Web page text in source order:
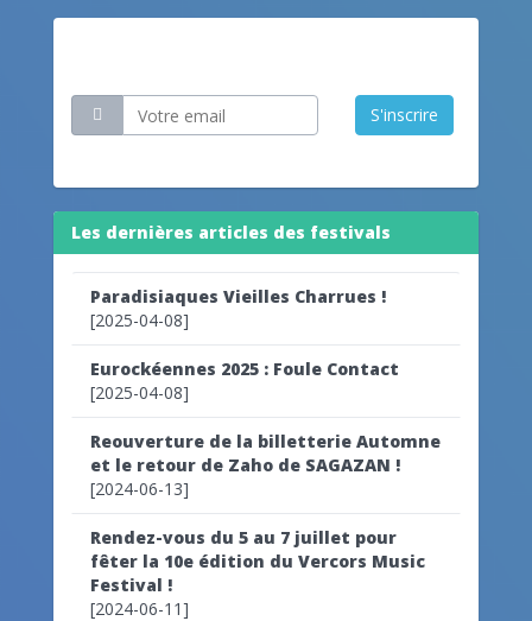
S'inscrire
Les dernières articles des festivals
Paradisiaques Vieilles Charrues !
[2025-04-08]
Eurockéennes 2025 : Foule Contact
[2025-04-08]
Reouverture de la billetterie Automne
et le retour de Zaho de SAGAZAN !
[2024-06-13]
Rendez-vous du 5 au 7 juillet pour
fêter la 10e édition du Vercors Music
Festival !
[2024-06-11]